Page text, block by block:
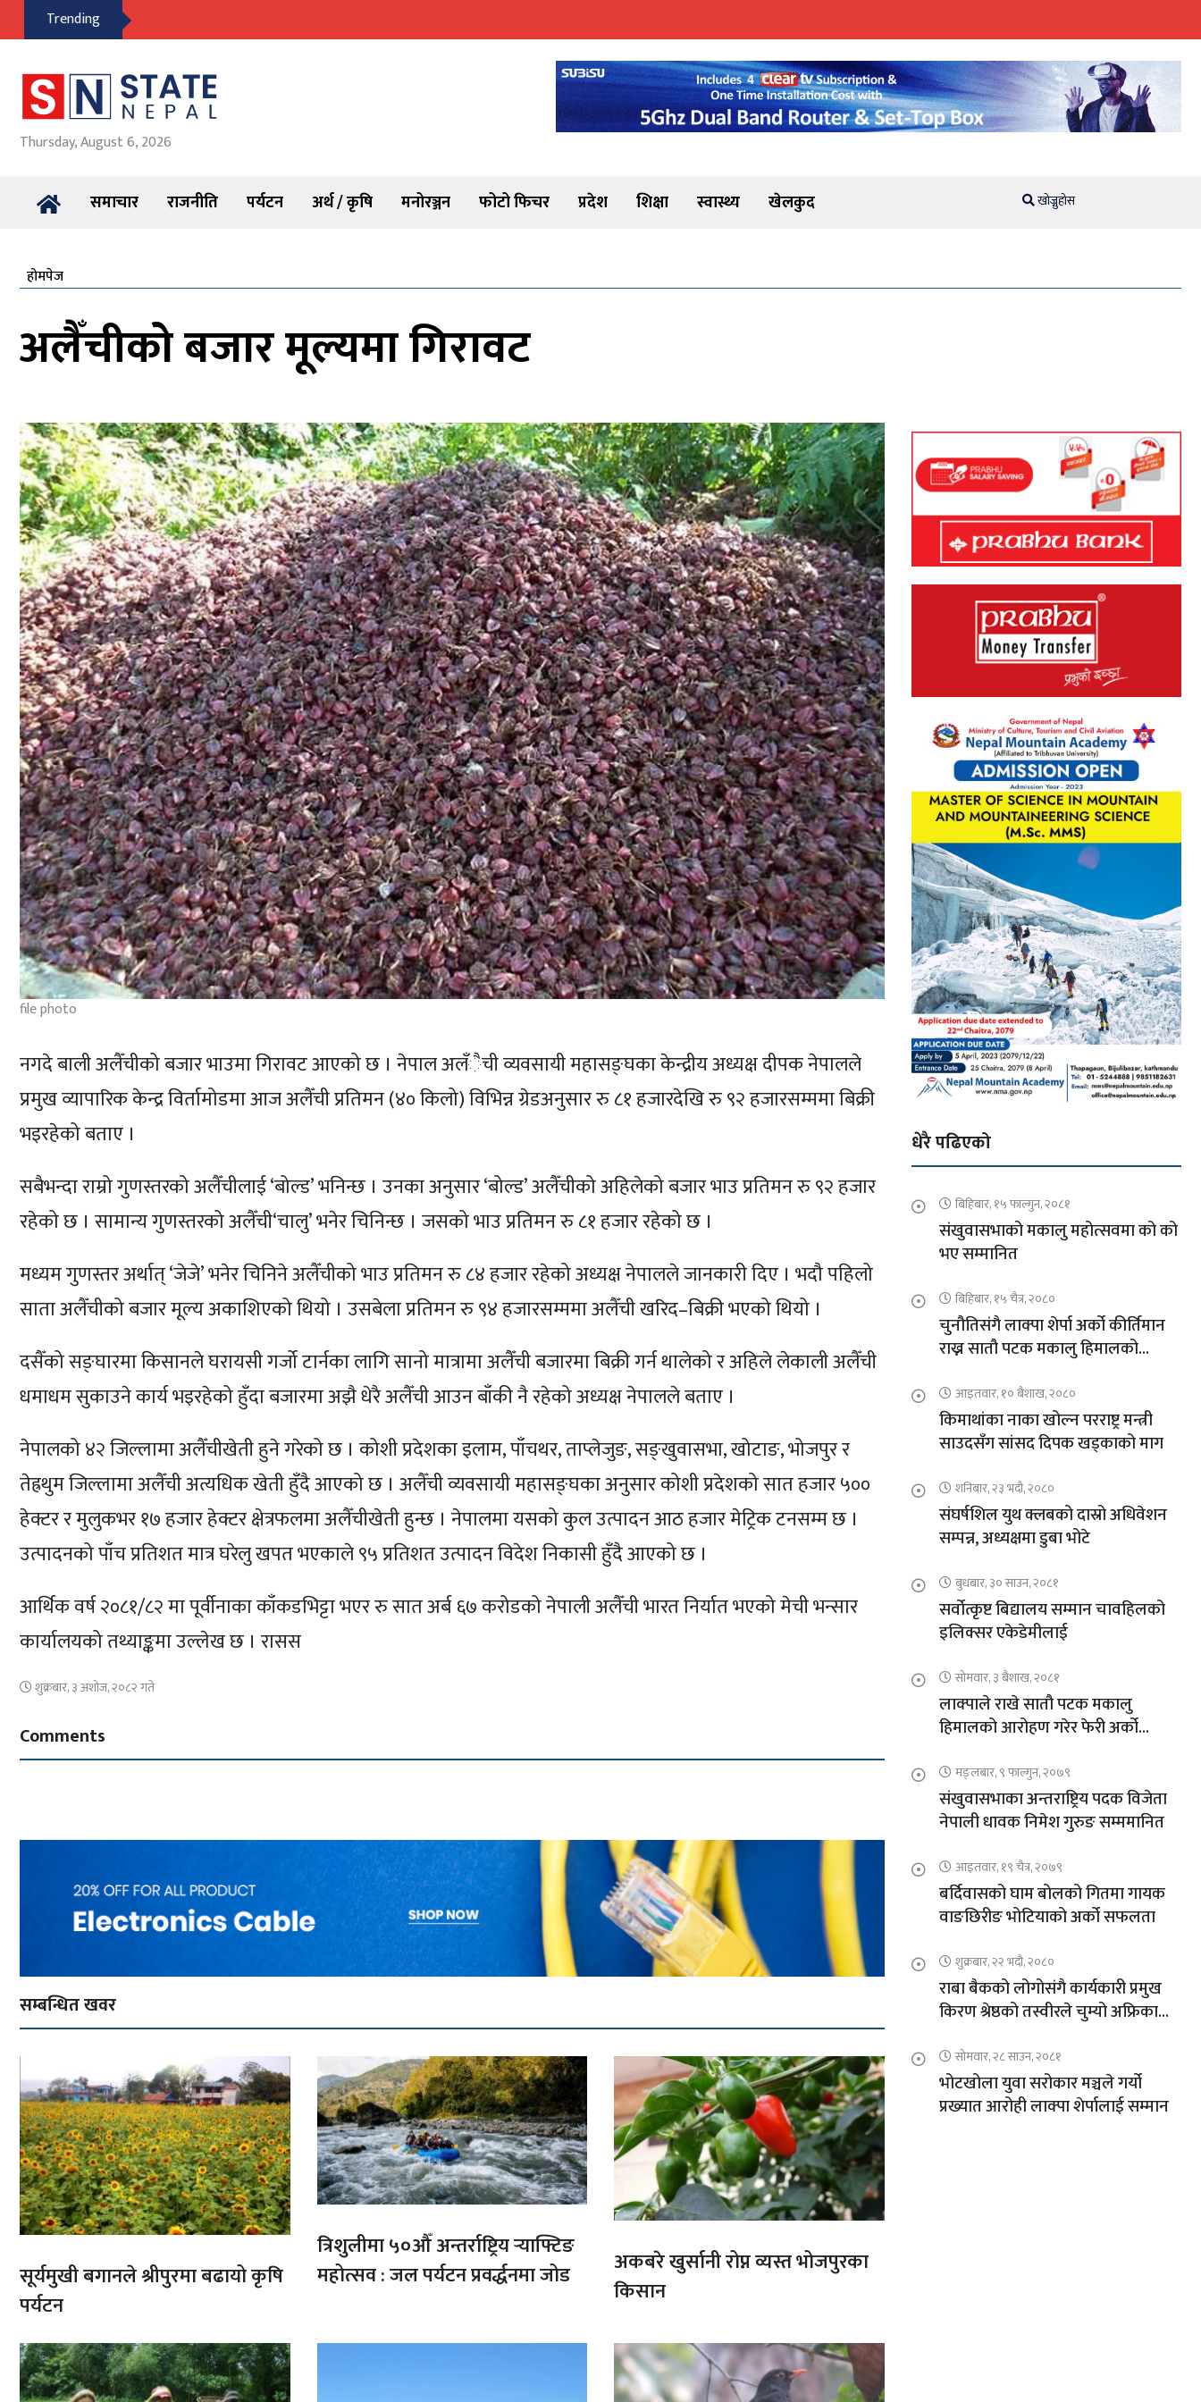
Trending
Thursday, August 6, 2026
समाचार राजनीति पर्यटन अर्थ / कृषि मनोरञ्जन फोटो फिचर प्रदेश शिक्षा स्वास्थ्य खेलकुद खोज्नुहोस
होमपेज
अलैँचीको बजार मूल्यमा गिरावट
file photo
नगदे बाली अलैँचीको बजार भाउमा गिरावट आएको छ । नेपाल अलँैची व्यवसायी महासङ्घका केन्द्रीय अध्यक्ष दीपक नेपालले
प्रमुख व्यापारिक केन्द्र विर्तामोडमा आज अलैँची प्रतिमन (४० किलो) विभिन्न ग्रेडअनुसार रु ८१ हजारदेखि रु ९२ हजारसम्ममा बिक्री
भइरहेको बताए ।
सबैभन्दा राम्रो गुणस्तरको अलैँचीलाई ‘बोल्ड’ भनिन्छ । उनका अनुसार ‘बोल्ड’ अलैँचीको अहिलेको बजार भाउ प्रतिमन रु ९२ हजार
रहेको छ । सामान्य गुणस्तरको अलैँची‘चालु’ भनेर चिनिन्छ । जसको भाउ प्रतिमन रु ८१ हजार रहेको छ ।
मध्यम गुणस्तर अर्थात् ‘जेजे’ भनेर चिनिने अलैँचीको भाउ प्रतिमन रु ८४ हजार रहेको अध्यक्ष नेपालले जानकारी दिए । भदौ पहिलो
साता अलैँचीको बजार मूल्य अकाशिएको थियो । उसबेला प्रतिमन रु ९४ हजारसम्ममा अलैँची खरिद–बिक्री भएको थियो ।
दसैँको सङ्घारमा किसानले घरायसी गर्जो टार्नका लागि सानो मात्रामा अलैँची बजारमा बिक्री गर्न थालेको र अहिले लेकाली अलैँची
धमाधम सुकाउने कार्य भइरहेको हुँदा बजारमा अझै धेरै अलैँची आउन बाँकी नै रहेको अध्यक्ष नेपालले बताए ।
नेपालको ४२ जिल्लामा अलैँचीखेती हुने गरेको छ । कोशी प्रदेशका इलाम, पाँचथर, ताप्लेजुङ, सङ्खुवासभा, खोटाङ, भोजपुर र
तेह्रथुम जिल्लामा अलैँची अत्यधिक खेती हुँदै आएको छ । अलैँची व्यवसायी महासङ्घका अनुसार कोशी प्रदेशको सात हजार ५००
हेक्टर र मुलुकभर १७ हजार हेक्टर क्षेत्रफलमा अलैँचीखेती हुन्छ । नेपालमा यसको कुल उत्पादन आठ हजार मेट्रिक टनसम्म छ ।
उत्पादनको पाँच प्रतिशत मात्र घरेलु खपत भएकाले ९५ प्रतिशत उत्पादन विदेश निकासी हुँदै आएको छ ।
आर्थिक वर्ष २०८१/८२ मा पूर्वीनाका काँकडभिट्टा भएर रु सात अर्ब ६७ करोडको नेपाली अलैँची भारत निर्यात भएको मेची भन्सार
कार्यालयको तथ्याङ्कमा उल्लेख छ । रासस
शुक्रबार, ३ अशोज, २०८२ गते
Comments
सम्बन्धित खवर
सूर्यमुखी बगानले श्रीपुरमा बढायो कृषि
पर्यटन
त्रिशुलीमा ५०औँ अन्तर्राष्ट्रिय र्‍याफ्टिङ
महोत्सव : जल पर्यटन प्रवर्द्धनमा जोड
अकबरे खुर्सानी रोप्न व्यस्त भोजपुरका
किसान
धेरै पढिएको
बिहिबार, १५ फाल्गुन, २०८१
संखुवासभाको मकालु महोत्सवमा को को
भए सम्मानित
बिहिबार, १५ चैत्र, २०८०
चुनौतिसंगै लाक्पा शेर्पा अर्को कीर्तिमान
राख्न सातौ पटक मकालु हिमालको
आइतवार, १० बैशाख, २०८०
किमाथांका नाका खोल्न परराष्ट्र मन्त्री
साउदसँग सांसद दिपक खड्काको माग
शनिबार, २३ भदौ, २०८०
संघर्षशिल युथ क्लबको दास्रो अधिवेशन
सम्पन्न, अध्यक्षमा डुबा भोटे
बुधबार, ३० साउन, २०८१
सर्वोत्कृष्ट बिद्यालय सम्मान चावहिलको
इलिक्सर एकेडेमीलाई
सोमवार, ३ बैशाख, २०८१
लाक्पाले राखे सातौ पटक मकालु
हिमालको आरोहण गरेर फेरी अर्को
मङ्लबार, ९ फाल्गुन, २०७९
संखुवासभाका अन्तराष्ट्रिय पदक विजेता
नेपाली धावक निमेश गुरुङ सम्ममानित
आइतवार, १९ चैत्र, २०७९
बर्दिवासको घाम बोलको गितमा गायक
वाङछिरीङ भोटियाको अर्को सफलता
शुक्रबार, २२ भदौ, २०८०
राबा बैकको लोगोसंगै कार्यकारी प्रमुख
किरण श्रेष्ठको तस्वीरले चुम्यो अफ्रिकाको
सोमवार, २८ साउन, २०८१
भोटखोला युवा सरोकार मञ्चले गर्यो
प्रख्यात आरोही लाक्पा शेर्पालाई सम्मान